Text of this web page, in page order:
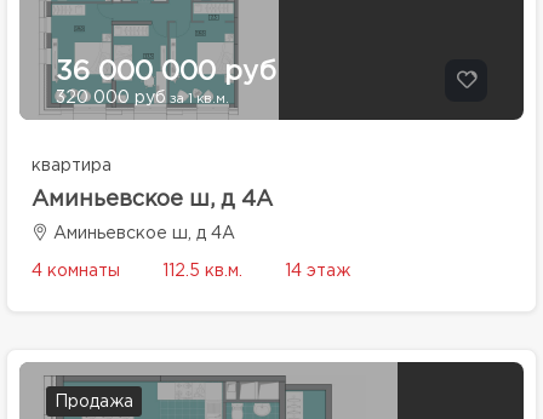
36 000 000 руб
320 000 руб за 1 кв.м.
квартира
Аминьевское ш, д 4А
Аминьевское ш, д 4А
4 комнаты 112.5 кв.м. 14 этаж
Продажа